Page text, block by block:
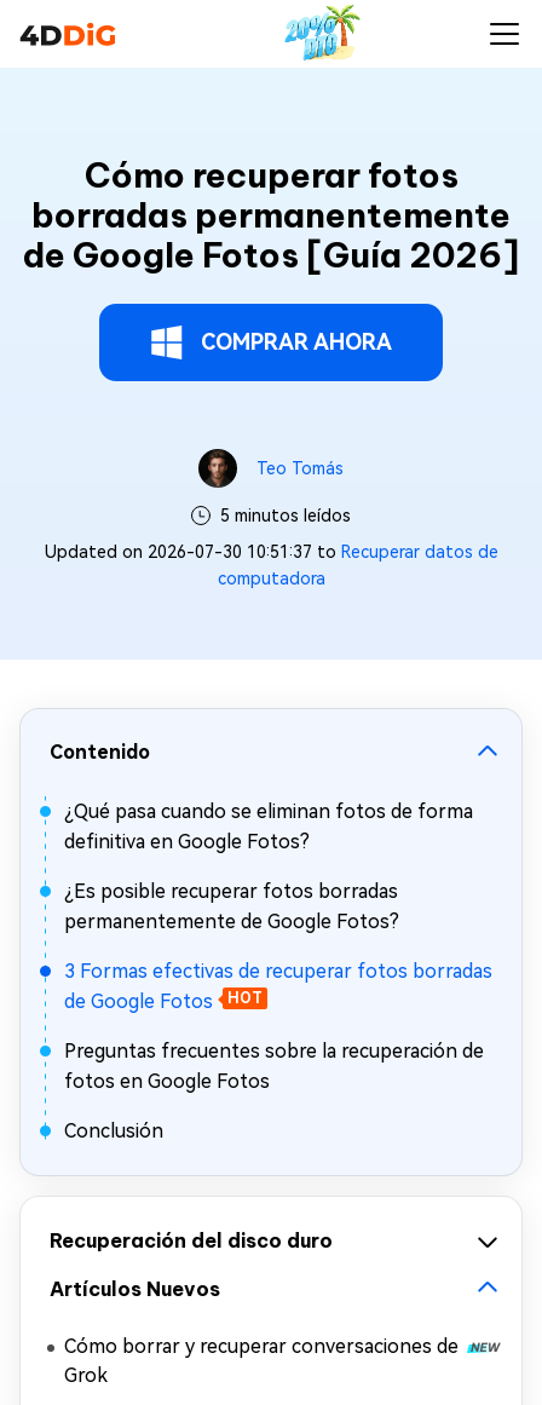
Cómo recuperar fotos
borradas permanentemente
de Google Fotos [Guía 2026]
COMPRAR AHORA
Teo Tomás
5 minutos leídos
Updated on 2026-07-30 10:51:37 to Recuperar datos de
computadora
Contenido
¿Qué pasa cuando se eliminan fotos de forma
definitiva en Google Fotos?
¿Es posible recuperar fotos borradas
permanentemente de Google Fotos?
3 Formas efectivas de recuperar fotos borradas
de Google Fotos
HOT
Preguntas frecuentes sobre la recuperación de
fotos en Google Fotos
Conclusión
Recuperación del disco duro
Artículos Nuevos
Cómo borrar y recuperar conversaciones de
Grok